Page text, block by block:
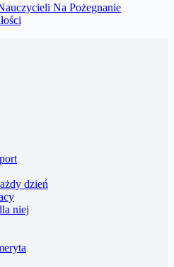
Na Pożegnanie
dzień
niej